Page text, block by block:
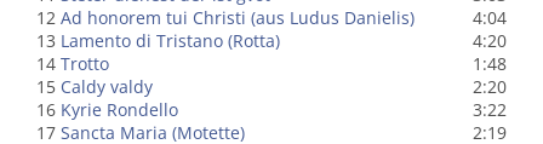
12 Ad honorem tui Christi (aus Ludus Danielis)
4:04
13 Lamento di Tristano (Rotta)
4:20
14 Trotto
1:48
15 Caldy valdy
2:20
16 Kyrie Rondello
3:22
17 Sancta Maria (Motette)
2:19